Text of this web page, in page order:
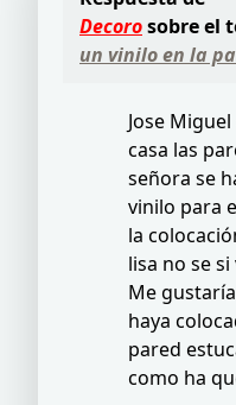
Decorosobre el
un vinilo en la
Jose
casa las
señora se
vinilo para
la
lisa no se
Me
haya
pared
como ha